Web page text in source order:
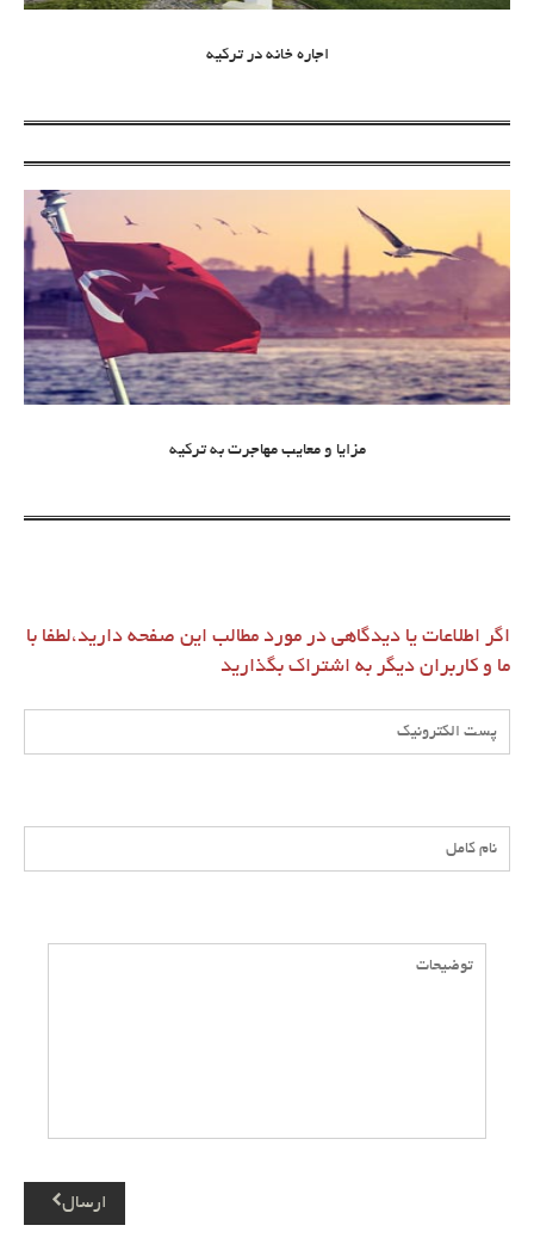
اجاره خانه در ترکیه
مزایا و معایب مهاجرت به ترکیه
اگر اطلاعات یا دیدگاهی در مورد مطالب این صفحه دارید،لطفا با
ما و کاربران دیگر به اشتراک بگذارید
ارسال